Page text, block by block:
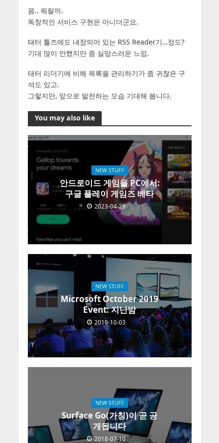
음.. 뭐랄까.
독창적인 서비스 구현은 아니더군요.
태터 툴즈에도 내장되어 있는 RSS Reader기…정도?
기대 많이 안했지만 좀 실망스러운 느낌.
태터 리더기에 비해 목록을 관리하기가 좀 귀찮은 구
석도 있고.
그렇지만, 앞으로 발전하는 모습 기대해 봅니다.
You may also like
NEW STUFF
안드로이드 게임을 PC에서:
구글 플레이 게임즈 베타
2023-04-29
NEW STUFF
Microsoft October 2019
Event: 지난밤
2019-10-03
NEW STUFF
Surface Go(가칭)이 곧 공
개됩니다
2018-07-10